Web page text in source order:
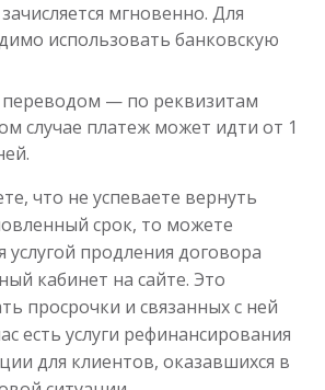
мгновенно. Для
использовать банковскую
— по реквизитам
случае платеж может идти от 1
что не успеваете вернуть
срок, то можете
услугой продления договора
кабинет на сайте. Это
просрочки и связанных с ней
есть услуги рефинансирования
для клиентов, оказавшихся в